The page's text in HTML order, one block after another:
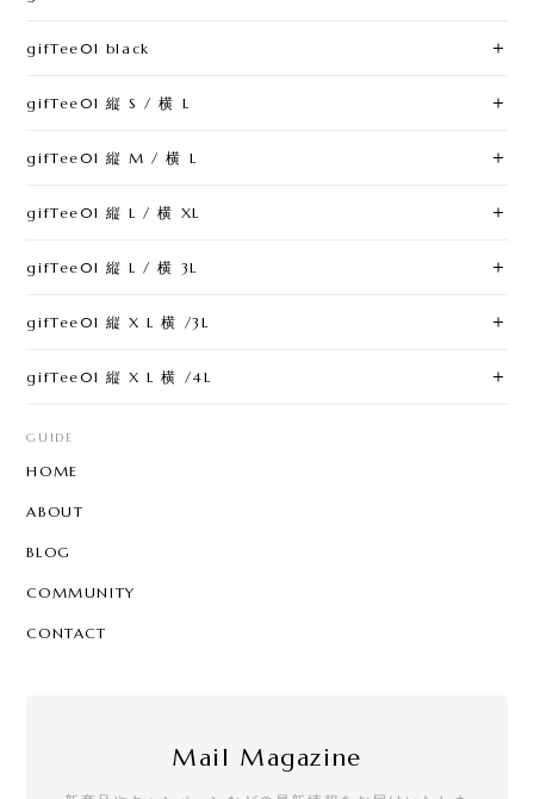
gifTee01 black
gifTee01 縦 S / 横 L
gifTee01 縦 M / 横 L
gifTee01 縦 L / 横 XL
gifTee01 縦 L / 横 3L
gifTee01 縦 X L 横 /3L
gifTee01 縦 X L 横 /4L
GUIDE
HOME
ABOUT
BLOG
COMMUNITY
CONTACT
Mail Magazine